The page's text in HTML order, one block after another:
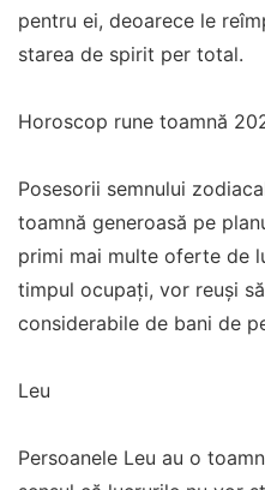
pentru ei, deoarece le
starea de spirit per total.
Horoscop rune toamnă
Posesorii semnului
toamnă generoasă pe
primi mai multe oferte de
timpul ocupați, vor reuși
considerabile de bani de
Leu
Persoanele Leu au o